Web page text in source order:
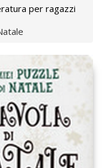
per ragazzi